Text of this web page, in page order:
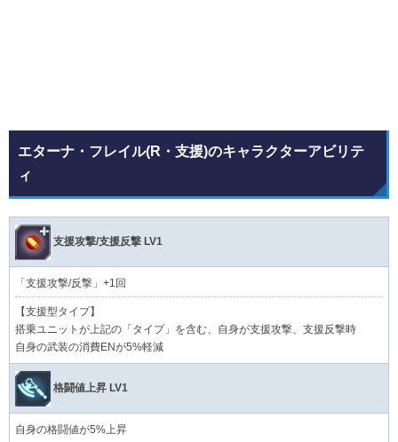
エターナ・フレイル(R・支援)のキャラクターアビリテ
ィ
支援攻撃/支援反撃 LV1
「支援攻撃/反撃」+1回
【支援型タイプ】
搭乗ユニットが上記の「タイプ」を含む、自身が支援攻撃、支援反撃時
自身の武装の消費ENが5%軽減
格闘値上昇 LV1
自身の格闘値が5%上昇